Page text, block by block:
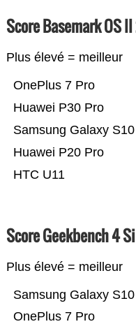
Score Basemark OS
Plus élevé = meilleur
HTC U11
Huawei P20 Pro
Samsung Galaxy S10
Huawei P30 Pro
OnePlus 7 Pro
Score Geekbench 4
Plus élevé = meilleur
OnePlus 7 Pro
Samsung Galaxy S10